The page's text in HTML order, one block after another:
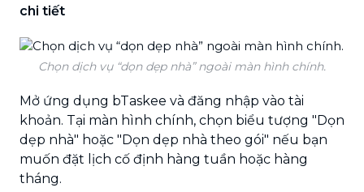
chi tiết
Chọn dịch vụ “dọn dẹp nhà” ngoài màn hình chính.
Mở ứng dụng bTaskee và đăng nhập vào tài
khoản. Tại màn hình chính, chọn biểu tượng "Dọn
dẹp nhà" hoặc "Dọn dẹp nhà theo gói" nếu bạn
muốn đặt lịch cố định hàng tuần hoặc hàng
tháng.